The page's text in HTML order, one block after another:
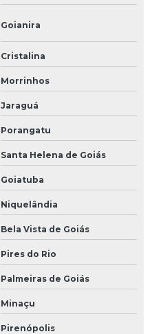
Goianira
Cristalina
Morrinhos
Jaraguá
Porangatu
Santa Helena de Goiás
Goiatuba
Niquelândia
Bela Vista de Goiás
Pires do Rio
Palmeiras de Goiás
Minaçu
Pirenópolis